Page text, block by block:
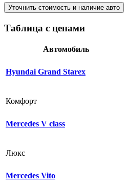
Уточнить стоимость и наличие авто
Таблица с ценами
Автомобиль
Hyundai Grand Starex
Комфорт
Mercedes V class
Люкс
Mercedes Vito